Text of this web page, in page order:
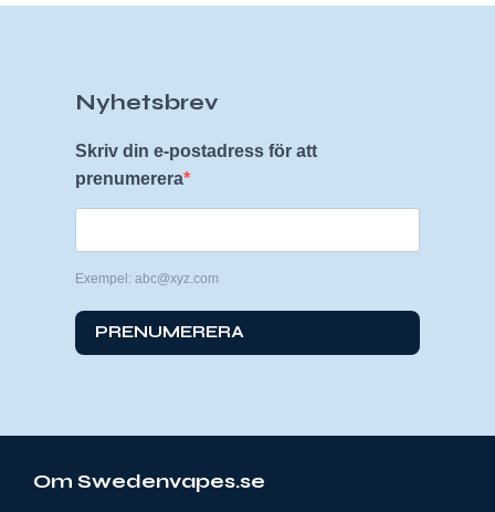
Nyhetsbrev
Skriv din e-postadress för att
prenumerera
Exempel: abc@xyz.com
PRENUMERERA
Om Swedenvapes.se